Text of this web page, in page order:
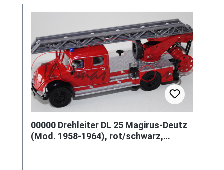
00000 Drehleiter DL 25 Magirus-Deutz
(Mod. 1958-1964), rot/schwarz,